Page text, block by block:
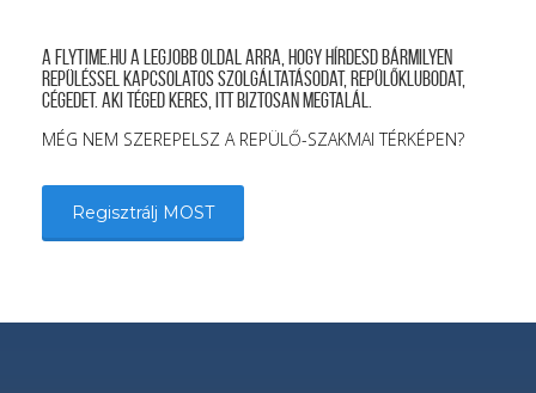
A FLYTIME.HU a legjobb oldal arra, hogy hírdesd bármilyen
repüléssel kapcsolatos szolgáltatásodat, repülőklubodat,
cégedet. Aki téged keres, itt biztosan megtalál.
MÉG NEM SZEREPELSZ A REPÜLŐ-SZAKMAI TÉRKÉPEN?
Regisztrálj MOST